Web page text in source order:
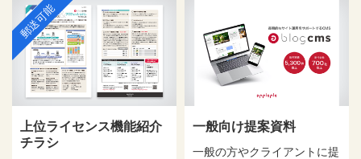
郵送可能
上位ライセンス機能紹介
チラシ
一般向け提案資料
一般の方やクライアントに提